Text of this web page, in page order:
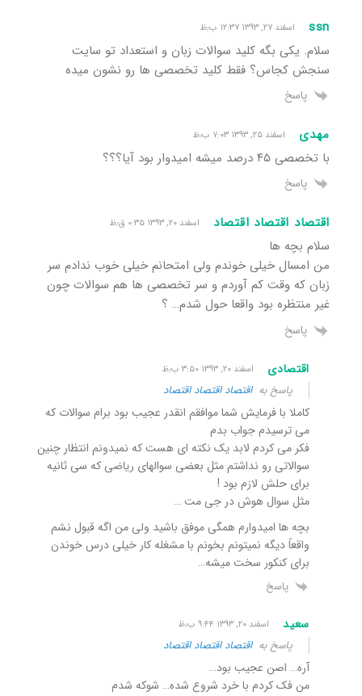
ssn اسفند ۲۷, ۱۳۹۳ ۱۲:۳۷ ب٫ظ
سلام. یکی بگه کلید سوالات زبان و استعداد تو سایت
سنجش کجاس؟ فقط کلید تخصصی ها رو نشون میده
پاسخ
مهدی اسفند ۲۵, ۱۳۹۳ ۷:۰۳ ب٫ظ
با تخصصی ۴۵ درصد میشه امیدوار بود آیا؟؟؟
پاسخ
اقتصاد اقتصاد اقتصاد اسفند ۲۰, ۱۳۹۳ ۰:۳۵ ق٫ظ
سلام بچه ها
من امسال خیلی خوندم ولی امتحانم خیلی خوب ندادم سر
زبان که وقت کم آوردم و سر تخصصی ها هم سوالات چون
غیر منتظره بود واقعا حول شدم… ؟
پاسخ
اقتصادی اسفند ۲۰, ۱۳۹۳ ۳:۵۰ ب٫ظ
پاسخ بهاقتصاد اقتصاد اقتصاد
کاملا با فرمایش شما موافقم انقدر عجیب بود برام سوالات که
می ترسیدم جواب بدم
فکر می کردم لابد یک نکته ای هست که نمیدونم انتظار چنین
سوالاتی رو نداشتم مثل بعضی سوالهای ریاضی که سی ثانیه
برای حلش لازم بود !
مثل سوال هوش در جی مت …
بچه ها امیدوارم همگی موفق باشید ولی من اگه قبول نشم
واقعاً دیگه نمیتونم بخونم با مشغله کار خیلی درس خوندن
برای کنکور سخت میشه…
پاسخ
سعید اسفند ۲۰, ۱۳۹۳ ۹:۴۴ ب٫ظ
پاسخ بهاقتصاد اقتصاد اقتصاد
آره… اصن عجیب بود…
من فک کردم با خرد شروع شده… شوکه شدم